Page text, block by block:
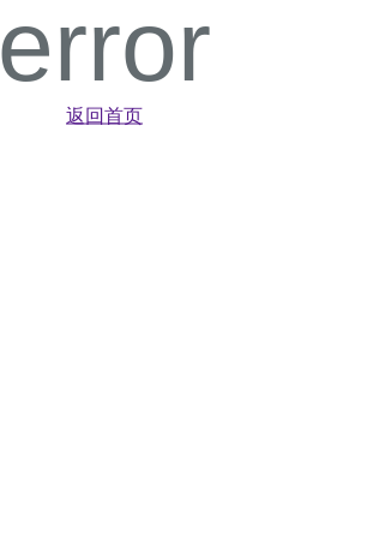
error
返回首页